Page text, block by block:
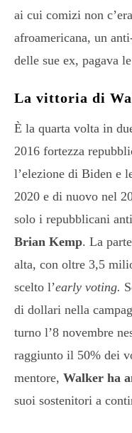
ai cui comizi non
afroamericana, un
delle sue ex, pagava
La vittoria di
È la quarta volta in
2016 fortezza
l’elezione di Biden e
2020 e di nuovo nel
solo i repubblicani
Brian Kemp. La
alta, con oltre 3,5
scelto l’early voting.
di dollari nella
turno l’8 novembre
raggiunto il 50% dei
mentore, Walker ha
suoi sostenitori a